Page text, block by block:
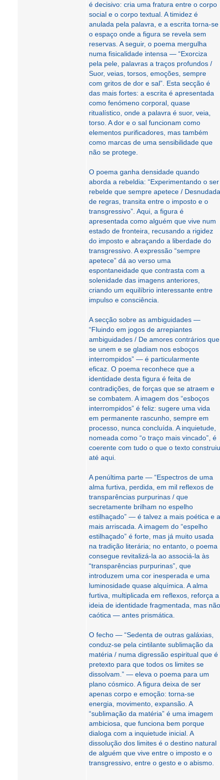
é decisivo: cria uma fratura entre o corpo
social e o corpo textual. A timidez é
anulada pela palavra, e a escrita torna-se
o espaço onde a figura se revela sem
reservas. A seguir, o poema mergulha
numa fisicalidade intensa — “Exorciza
pela pele, palavras a traços profundos /
Suor, veias, torsos, emoções, sempre
com gritos de dor e sal”. Esta secção é
das mais fortes: a escrita é apresentada
como fenómeno corporal, quase
ritualístico, onde a palavra é suor, veia,
torso. A dor e o sal funcionam como
elementos purificadores, mas também
como marcas de uma sensibilidade que
não se protege.
O poema ganha densidade quando
aborda a rebeldia: “Experimentando o ser
rebelde que sempre apetece / Desnudada
de regras, transita entre o imposto e o
transgressivo”. Aqui, a figura é
apresentada como alguém que vive num
estado de fronteira, recusando a rigidez
do imposto e abraçando a liberdade do
transgressivo. A expressão “sempre
apetece” dá ao verso uma
espontaneidade que contrasta com a
solenidade das imagens anteriores,
criando um equilíbrio interessante entre
impulso e consciência.
A secção sobre as ambiguidades —
“Fluindo em jogos de arrepiantes
ambiguidades / De amores contrários que
se unem e se gladiam nos esboços
interrompidos” — é particularmente
eficaz. O poema reconhece que a
identidade desta figura é feita de
contradições, de forças que se atraem e
se combatem. A imagem dos “esboços
interrompidos” é feliz: sugere uma vida
em permanente rascunho, sempre em
processo, nunca concluída. A inquietude,
nomeada como “o traço mais vincado”, é
coerente com tudo o que o texto construiu
até aqui.
A penúltima parte — “Espectros de uma
alma furtiva, perdida, em mil reflexos de
transparências purpurinas / que
secretamente brilham no espelho
estilhaçado” — é talvez a mais poética e a
mais arriscada. A imagem do “espelho
estilhaçado” é forte, mas já muito usada
na tradição literária; no entanto, o poema
consegue revitalizá-la ao associá-la às
“transparências purpurinas”, que
introduzem uma cor inesperada e uma
luminosidade quase alquímica. A alma
furtiva, multiplicada em reflexos, reforça a
ideia de identidade fragmentada, mas não
caótica — antes prismática.
O fecho — “Sedenta de outras galáxias,
conduz-se pela cintilante sublimação da
matéria / numa digressão espiritual que é
pretexto para que todos os limites se
dissolvam.” — eleva o poema para um
plano cósmico. A figura deixa de ser
apenas corpo e emoção: torna-se
energia, movimento, expansão. A
“sublimação da matéria” é uma imagem
ambiciosa, que funciona bem porque
dialoga com a inquietude inicial. A
dissolução dos limites é o destino natural
de alguém que vive entre o imposto e o
transgressivo, entre o gesto e o abismo.